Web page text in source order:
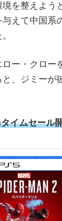
を整えよう
えて中国系
ー・クロー
、ジミーが
イムセール